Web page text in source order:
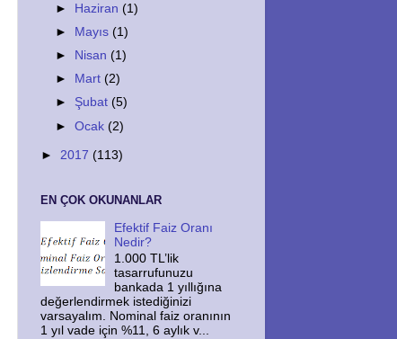
►
Haziran(1)
►
Mayıs(1)
►
Nisan(1)
►
Mart(2)
► Şubat(5)
►Ocak(2)
► 2017 (113)
EN ÇOK OKUNANLAR
Efektif Faiz Oranı
Nedir?
1.000 TL’lik
tasarrufunuzu
bankada 1 yıllığına
değerlendirmek istediğinizi
varsayalım. Nominal faiz oranının
1 yıl vade için %11, 6 aylık v...